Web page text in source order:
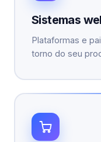
Sistemas
Plataformas e
torno do seu